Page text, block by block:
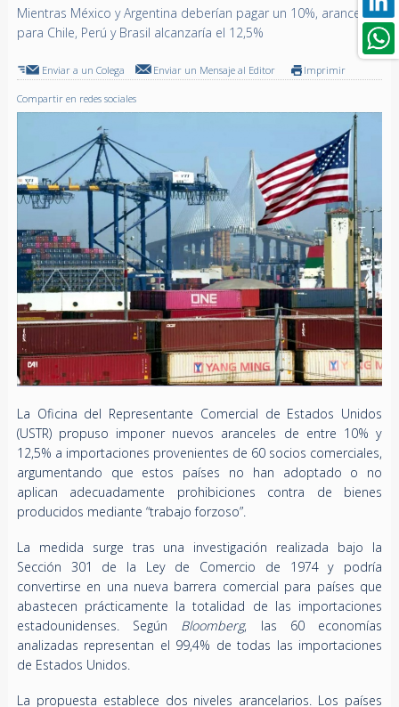
Mientras México y Argentina deberían pagar un 10%, arancel
para Chile, Perú y Brasil alcanzaría el 12,5%
Enviar a un Colega Enviar un Mensaje al Editor Imprimir
Compartir en redes sociales
La Oficina del Representante Comercial de Estados Unidos
(USTR) propuso imponer nuevos aranceles de entre 10% y
12,5% a importaciones provenientes de 60 socios comerciales,
argumentando que estos países no han adoptado o no
aplican adecuadamente prohibiciones contra de bienes
producidos mediante “trabajo forzoso”.
La medida surge tras una investigación realizada bajo la
Sección 301 de la Ley de Comercio de 1974 y podría
convertirse en una nueva barrera comercial para países que
abastecen prácticamente la totalidad de las importaciones
estadounidenses. Según Bloomberg, las 60 economías
analizadas representan el 99,4% de todas las importaciones
de Estados Unidos.
La propuesta establece dos niveles arancelarios. Los países